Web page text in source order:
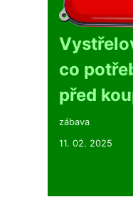
co
před
zábava
11. 02. 2025